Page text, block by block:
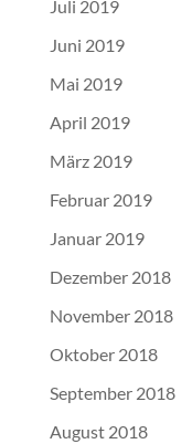
Juli 2019
Juni 2019
Mai 2019
April 2019
März 2019
Februar 2019
Januar 2019
Dezember 2018
November 2018
Oktober 2018
September 2018
August 2018